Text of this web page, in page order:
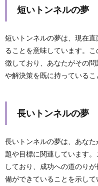
短いトンネルの夢
短いトンネルの夢は、現在
ることを意味しています。こ
徴しており、あなたがその
や解決策を既に持っているこ
長いトンネルの夢
長いトンネルの夢は、あな
題や目標に関連しています。
しており、成功への道のり
備ができていることを示して